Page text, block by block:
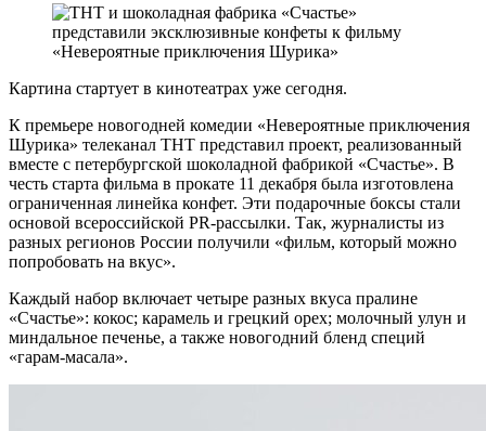
Картина стартует в кинотеатрах уже сегодня.
К премьере новогодней комедии «Невероятные приключения
Шурика» телеканал ТНТ представил проект, реализованный
вместе с петербургской шоколадной фабрикой «Счастье». В
честь старта фильма в прокате 11 декабря была изготовлена
ограниченная линейка конфет. Эти подарочные боксы стали
основой всероссийской PR-рассылки. Так, журналисты из
разных регионов России получили «фильм, который можно
попробовать на вкус».
Каждый набор включает четыре разных вкуса пралине
«Счастье»: кокос; карамель и грецкий орех; молочный улун и
миндальное печенье, а также новогодний бленд специй
«гарам-масала».